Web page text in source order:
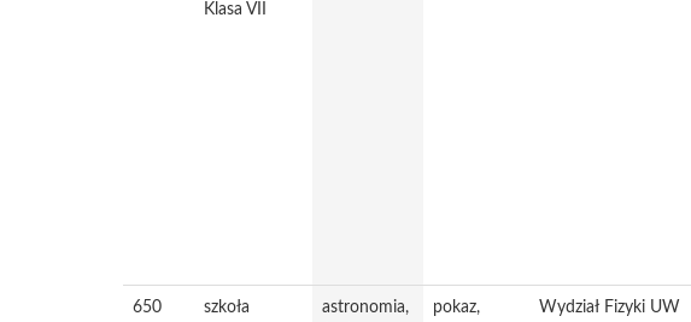
Klasa VII
650
szkoła
astronomia,
pokaz,
Wydział Fizyki UW